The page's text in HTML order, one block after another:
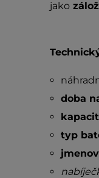
jako
doba
typ